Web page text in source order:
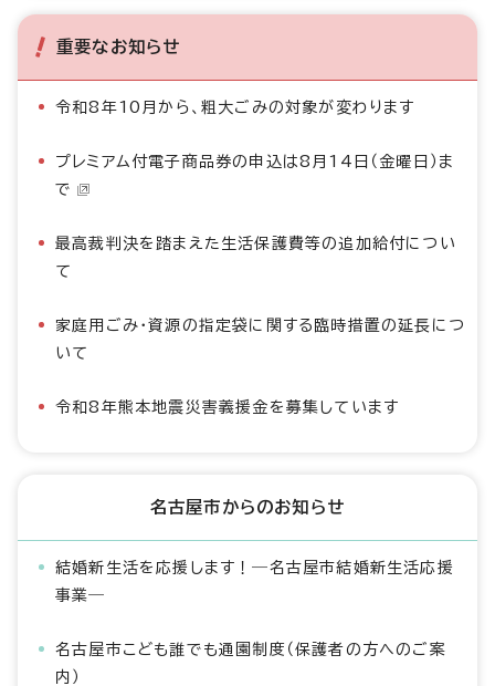
重要なお知らせ
令和8年10月から、粗大ごみの対象が変わります
プレミアム付電子商品券の申込は8月14日（金曜日）ま
で
最高裁判決を踏まえた生活保護費等の追加給付につい
て
家庭用ごみ・資源の指定袋に関する臨時措置の延長につ
いて
令和8年熊本地震災害義援金を募集しています
名古屋市からのお知らせ
結婚新生活を応援します！―名古屋市結婚新生活応援
事業―
名古屋市こども誰でも通園制度（保護者の方へのご案
内）